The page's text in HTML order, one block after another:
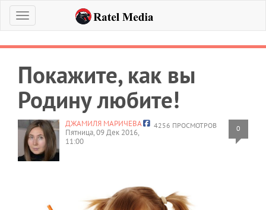
Меню
Покажите, как вы
Родину любите!
4256 ПРОСМОТРОВ 0
ДЖАМИЛЯ МАРИЧЕВА
Пятница, 09 Дек 2016,
11:00